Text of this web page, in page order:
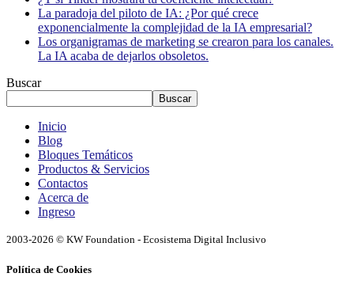
La paradoja del piloto de IA: ¿Por qué crece
exponencialmente la complejidad de la IA empresarial?
Los organigramas de marketing se crearon para los canales.
La IA acaba de dejarlos obsoletos.
Buscar
Buscar
Inicio
Blog
Bloques Temáticos
Productos & Servicios
Contactos
Acerca de
Ingreso
2003-2026 © KW Foundation - Ecosistema Digital Inclusivo
Política de Cookies